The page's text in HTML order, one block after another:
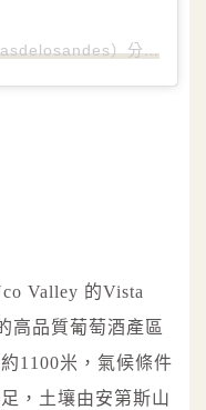
Flechas de los Andes（@flechasdelosandes）分享的貼文
Valley 的Vista
高品質葡萄酒產區
1100米，氣候條件
，土壤由安第斯山